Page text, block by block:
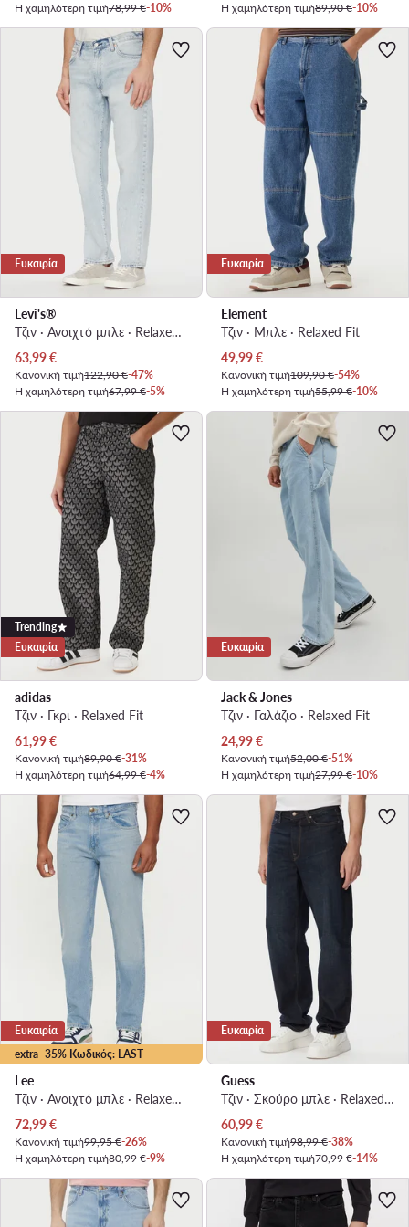
Η χαμηλότερη τιμή78,99 €-10%
Η χαμηλότερη τιμή89,90 €-10%
Ευκαιρία
Levi's®
Τζιν · Ανοιχτό μπλε · Relaxed Fit
Τρέχουσα τιμή
63,99€
Κανονική τιμή122,90 €-47%
Η χαμηλότερη τιμή67,99 €-5%
Ευκαιρία
Element
Τζιν · Μπλε · Relaxed Fit
Τρέχουσα τιμή
49,99€
Κανονική τιμή109,90 €-54%
Η χαμηλότερη τιμή55,99 €-10%
Trending
Ευκαιρία
adidas
Τζιν · Γκρι · Relaxed Fit
Τρέχουσα τιμή
61,99€
Κανονική τιμή89,90 €-31%
Η χαμηλότερη τιμή64,99 €-4%
Ευκαιρία
Jack & Jones
Τζιν · Γαλάζιο · Relaxed Fit
Τρέχουσα τιμή
24,99€
Κανονική τιμή52,00 €-51%
Η χαμηλότερη τιμή27,99 €-10%
extra -35% Κωδικός: LAST
Ευκαιρία
Lee
Τζιν · Ανοιχτό μπλε · Relaxed Fit
Τρέχουσα τιμή
72,99€
Κανονική τιμή99,95 €-26%
Η χαμηλότερη τιμή80,99 €-9%
Ευκαιρία
Guess
Τζιν · Σκούρο μπλε · Relaxed Fit
Τρέχουσα τιμή
60,99€
Κανονική τιμή98,99 €-38%
Η χαμηλότερη τιμή70,99 €-14%